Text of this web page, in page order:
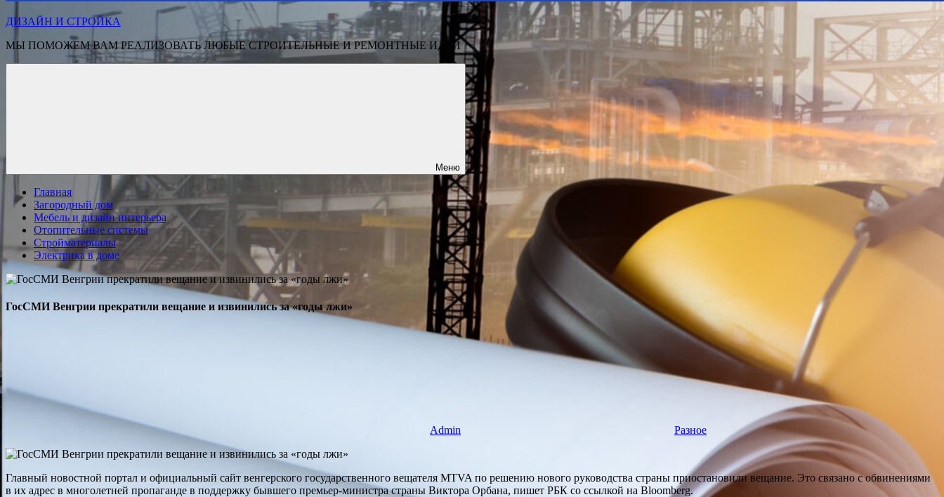
ДИЗАЙН И СТРОЙКА
МЫ ПОМОЖЕМ ВАМ РЕАЛИЗОВАТЬ ЛЮБЫЕ СТРОИТЕЛЬНЫЕ И РЕМОНТНЫЕ ИДЕИ
Меню
Главная
Загородный дом
Мебель и дизайн интерьера
Отопительные системы
Стройматериалы
Электрика в доме
ГосСМИ Венгрии прекратили вещание и извинились за «годы лжи»
Admin Разное
Главный новостной портал и официальный сайт венгерского государственного вещателя MTVA по решению нового руководства страны приостановили вещание. Это связано с обвинениями
в их адрес в многолетней пропаганде в поддержку бывшего премьер-министра страны Виктора Орбана, пишет РБК со ссылкой на Bloomberg.